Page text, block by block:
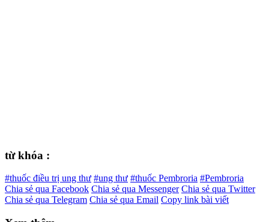
từ khóa :
#thuốc điều trị ung thư #ung thư #thuốc Pembroria #Pembroria
Chia sẻ qua Facebook Chia sẻ qua Messenger Chia sẻ qua Twitter
Chia sẻ qua Telegram Chia sẻ qua Email Copy link bài viết